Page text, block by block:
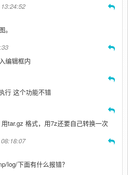
。
编辑框内
行 这个功能不错
tar.gz 格式，用7z还要自己转换一次
log/下面有什么报错？